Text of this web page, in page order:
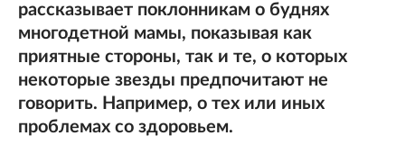
рассказывает поклонникам о буднях
многодетной мамы, показывая как
приятные стороны, так и те, о которых
некоторые звезды предпочитают не
говорить. Например, о тех или иных
проблемах со здоровьем.